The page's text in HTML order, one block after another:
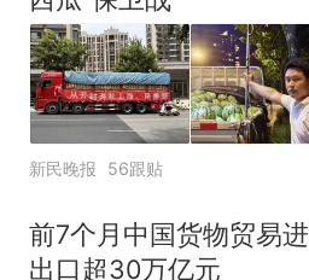
新民晚报 56跟贴
前7个月中国货物贸易进
出口超30万亿元